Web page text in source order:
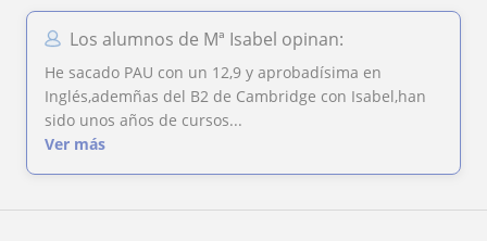
Los alumnos de Mª Isabel opinan:
He sacado PAU con un 12,9 y aprobadísima en
Inglés,ademñas del B2 de Cambridge con Isabel,han
sido unos años de cursos...
Ver más